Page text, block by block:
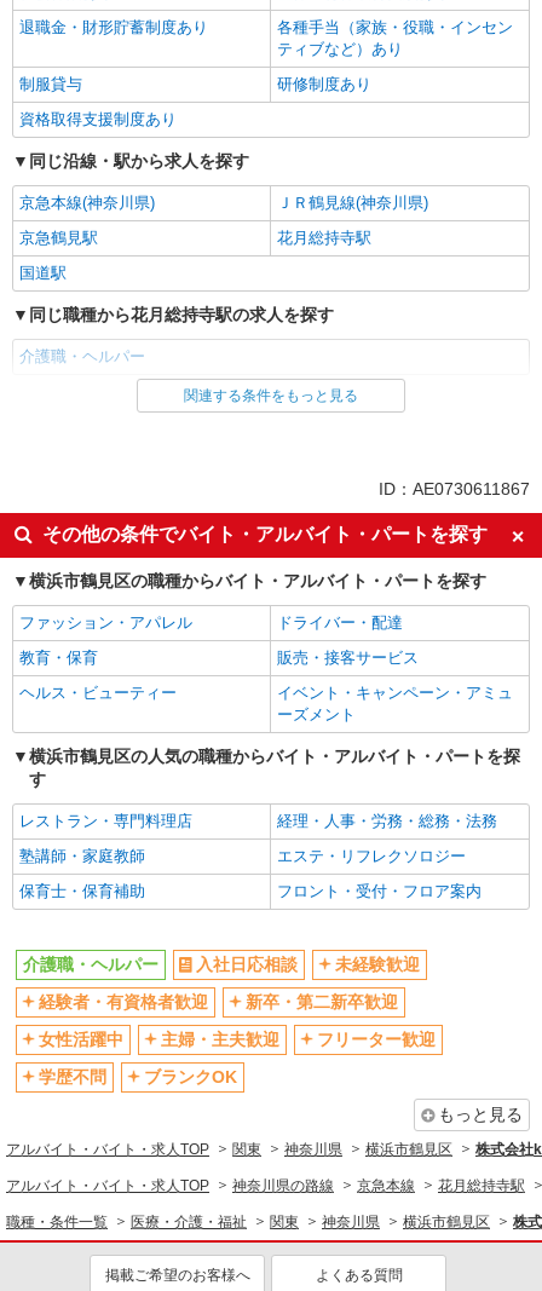
退職金・財形貯蓄制度あり
各種手当（家族・役職・インセン
ティブなど）あり
制服貸与
研修制度あり
資格取得支援制度あり
同じ沿線・駅から求人を探す
京急本線(神奈川県)
ＪＲ鶴見線(神奈川県)
京急鶴見駅
花月総持寺駅
国道駅
同じ職種から花月総持寺駅の求人を探す
介護職・ヘルパー
同じ雇用形態から花月総持寺駅の求人を探す
入社日応相談
未経験歓迎
経験者・有資格者歓迎
新卒・第二新卒歓迎
女性活躍中
主婦・主夫歓迎
フリーター歓迎
学歴不問
ブランクOK
ミドル（40代～）活躍中
エルダー（50代～）活躍中
シニア（60代～）活躍中
高収入・高額
ボーナス・賞与あり
昇給あり
完全週休2日制
フルタイム歓迎
禁煙・分煙
駅直結・駅チカ
車通勤OK
バイク通勤OK
自転車通勤OK
残業少なめ（月20h未満）
交通費支給
退職金・財形貯蓄制度あり
各種手当（家族・役職・インセン
ティブなど）あり
制服貸与
研修制度あり
資格取得支援制度あり
医療・介護・福祉
介護職・ヘルパー
同じ特徴から求人を探す
ミドル（40代～）活躍中
関連する条件をもっと見る
ID：AE0730611867
その他の条件でバイト・アルバイト・パートを探す
横浜市鶴見区の職種からバイト・アルバイト・パートを探す
ファッション・アパレル
ドライバー・配達
教育・保育
販売・接客サービス
ヘルス・ビューティー
イベント・キャンペーン・アミュ
ーズメント
横浜市鶴見区の人気の職種からバイト・アルバイト・パートを探
す
レストラン・専門料理店
経理・人事・労務・総務・法務
塾講師・家庭教師
エステ・リフレクソロジー
保育士・保育補助
フロント・受付・フロア案内
介護職・ヘルパー 入社日応相談
未経験歓迎
経験者・有資格者歓迎
新卒・第二新卒歓迎
女性活躍中
主婦・主夫歓迎
フリーター歓迎
学歴不問
ブランクOK
もっと見る
アルバイト・バイト・求人TOP 関東 神奈川県 横浜市鶴見区 株式会社
アルバイト・バイト・求人TOP 神奈川県の路線 京急本線 花月総持寺駅
職種・条件一覧 医療・介護・福祉 関東 神奈川県 横浜市鶴見区 株
掲載ご希望のお客様へ よくある質問